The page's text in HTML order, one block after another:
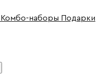
Комбо-наборы Подарки